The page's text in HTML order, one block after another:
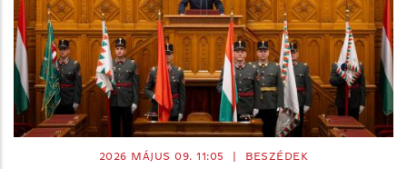
2026 MÁJUS 09. 11:05 BESZÉDEK